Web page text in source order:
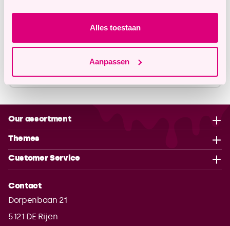
Alles toestaan
Aanpassen
Description
Properties
Our assortment
Themes
Customer Service
Contact
Dorpenbaan 21
5121 DE Rijen